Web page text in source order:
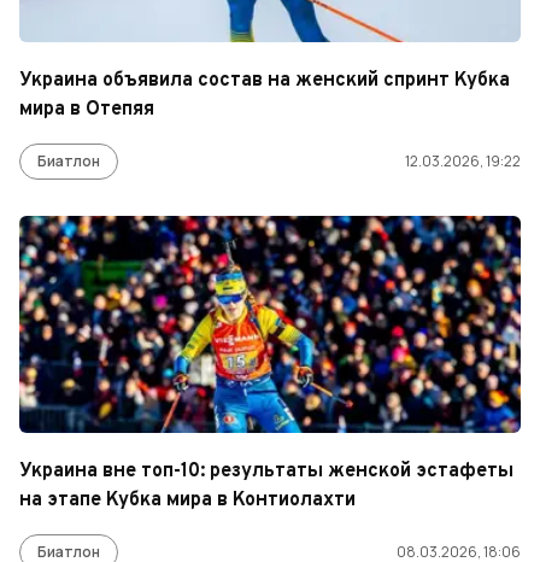
Украина объявила состав на женский спринт Кубка
мира в Отепяя
Биатлон 12.03.2026, 19:22
Украина вне топ-10: результаты женской эстафеты
на этапе Кубка мира в Контиолахти
Биатлон 08.03.2026, 18:06